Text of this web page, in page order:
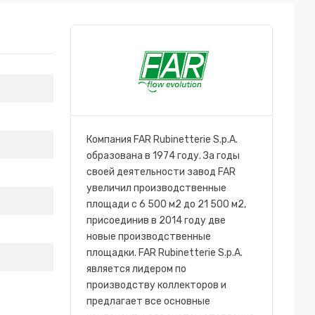
Компания FAR Rubinetterie S.p.A.
образована в 1974 году. За годы
своей деятельности завод FAR
увеличил производственные
площади с 6 500 м2 до 21 500 м2,
присоединив в 2014 году две
новые производственные
площадки. FAR Rubinetterie S.p.A.
является лидером по
производству коллекторов и
предлагает все основные